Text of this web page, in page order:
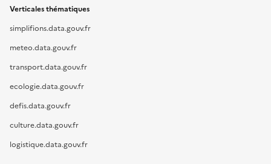
Verticales thématiques
simplifions.data.gouv.fr
meteo.data.gouv.fr
transport.data.gouv.fr
ecologie.data.gouv.fr
defis.data.gouv.fr
culture.data.gouv.fr
logistique.data.gouv.fr